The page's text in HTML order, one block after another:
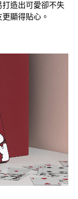
造出可愛卻不失
顯得貼心。